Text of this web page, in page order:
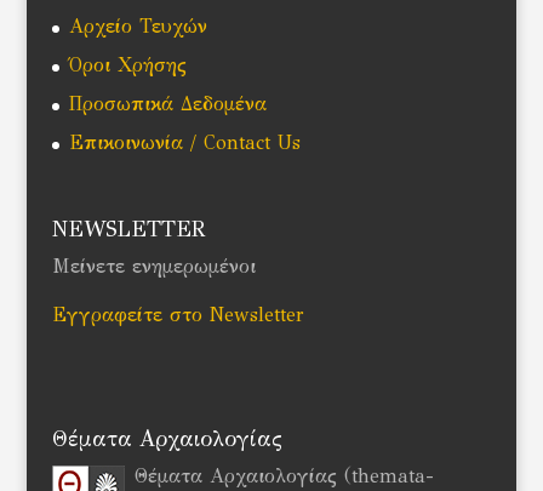
Αρχείο Τευχών
Όροι Χρήσης
Προσωπικά Δεδομένα
Επικοινωνία / Contact Us
NEWSLETTER
Μείνετε ενημερωμένοι
Εγγραφείτε στο Newsletter
Θέματα Αρχαιολογίας
Θέματα Αρχαιολογίας (themata-